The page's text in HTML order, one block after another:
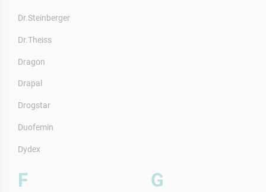
Dr.Steinberger
Dr.Theiss
Dragon
Drapal
Drogstar
Duofemin
Dydex
F G